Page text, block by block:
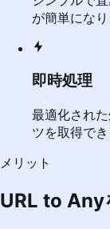
が簡単になり
即時処理
最適化され
ツを取得でき
メリット
URL to Any